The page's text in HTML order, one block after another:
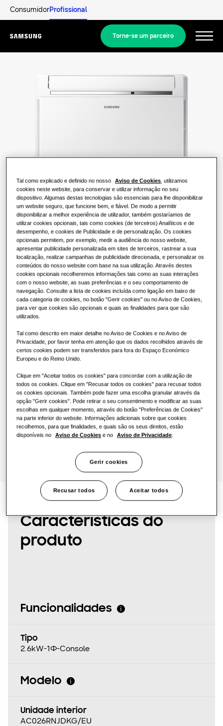
ConsumidorProfissional
Menu
Torne-se um parceiro
Equipamentos
Soluções de bombas de calor
SOLUÇÕES PARA EDIFÍCIOS COMERCIAIS
Soluções de ar condicionado
Controlos
SOLUÇÕES RESIDENCIAIS
O que é uma bomba de calor e como
funciona?
Vantagens de uma bomba de calor
O que é um ar condicionado e como
funciona?
SOLUÇÕES COMERCIAIS
Hotéis
Lojas
Restaurantes
Escritórios
Sustentabilidade
One Samsung
SmartThings Pro
Profissionais
Acerca da Samsung
CAPACIDADE: 2.6KW
AQUECIMENTO: ARREFECIMENTO:
Consola de Chão
AC026RNJDKG/EU
2.6KW 3.5KW 5.2KW
Potência Disponível
monofásica
Solicitar orçamento
Características do
produto
Funcionalidades
Tipo
2.6kW-1Φ-Console
Modelo
Unidade interior
AC026RNJDKG/EU
Tal como explicado e definido no nosso Aviso de Cookies, utilizamos
cookies neste website, para conservar e utilizar informação no seu
dispositivo. Algumas destas tecnologias são essenciais para lhe disponibilizar
um website seguro, que funcione bem, e fiável. De modo a permitir
disponibilizar a melhor experiência de utilizador, também gostaríamos de
utilizar cookies opcionais, tais como cookies (de terceiros) Analíticos e de
desempenho, e cookies de Publicidade e de personalização. Os cookies
opcionais permitem, por exemplo, medir a audiência do nosso website,
apresentar publicidade personalizada em sites de terceiros, rastrear a sua
localização, realizar campanhas de publicidade direcionada, e personalizar os
conteúdos do nosso website com base na sua utilização. Através destes
cookies opcionais recolheremos informações tais como as suas interações
com o nosso website, as suas preferências e o seu comportamento de
navegação. Consulte a lista de cookies incluída como ligação em baixo de
cada categoria de cookies, no botão "Gerir cookies" ou no Aviso de Cookies,
para ver que cookies são opcionais e quais as finalidades para que são
utilizados.
Tal como descrito em maior detalhe no Aviso de Cookies e no Aviso de
Privacidade, por favor tenha em atenção que os dados recolhidos através de
certos cookies podem ser transferidos para fora do Espaço Económico
Europeu e do Reino Unido.
Clique em "Aceitar todos os cookies" para concordar com a utilização de
todos os cookies. Clique em "Recusar todos os cookies" para recusar todos
os cookies opcionais. Também pode fazer uma escolha granular através da
opção "Gerir cookies". Pode retirar o seu consentimento e modificar as suas
escolhas em qualquer momento, através do botão "Preferências de Cookies"
na parte inferior do website. Informações adicionais sobre que cookies
recolhemos, para que finalidades, e quais são os seus direitos, estão
disponíveis no
Aviso de Cookies e no Aviso de Privacidade.
Gerir cookies
Recusar todos Aceitar todos